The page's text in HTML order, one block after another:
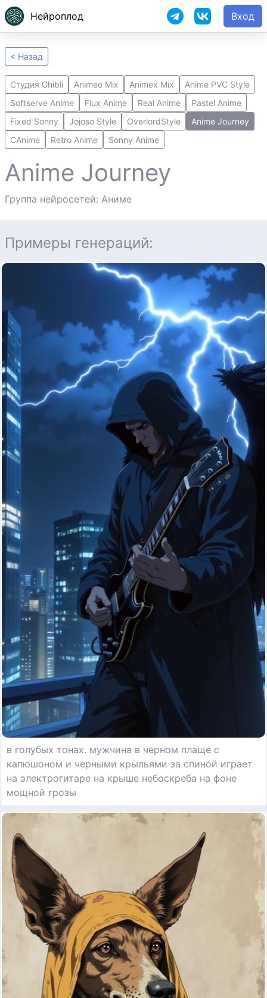
Нейроплод Вход
< Назад
Студия Ghibli Animeo Mix Animex Mix
Anime PVC Style
Softserve Anime
Flux Anime Real Anime
Pastel Anime
Fixed Sonny
Jojoso Style OverlordStyle
Anime Journey
CAnime
Retro Anime Sonny Anime
Anime Journey
Группа нейросетей: Аниме
Примеры генераций:
в голубых тонах. мужчина в черном плаще с
капюшоном и черными крыльями за спиной играет
на электрогитаре на крыше небоскреба на фоне
мощной грозы